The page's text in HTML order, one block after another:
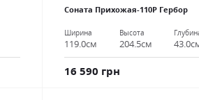
Соната Прихожая-110P Гербор
Ширина
119.0см
Высота
204.5см
16 590 грн